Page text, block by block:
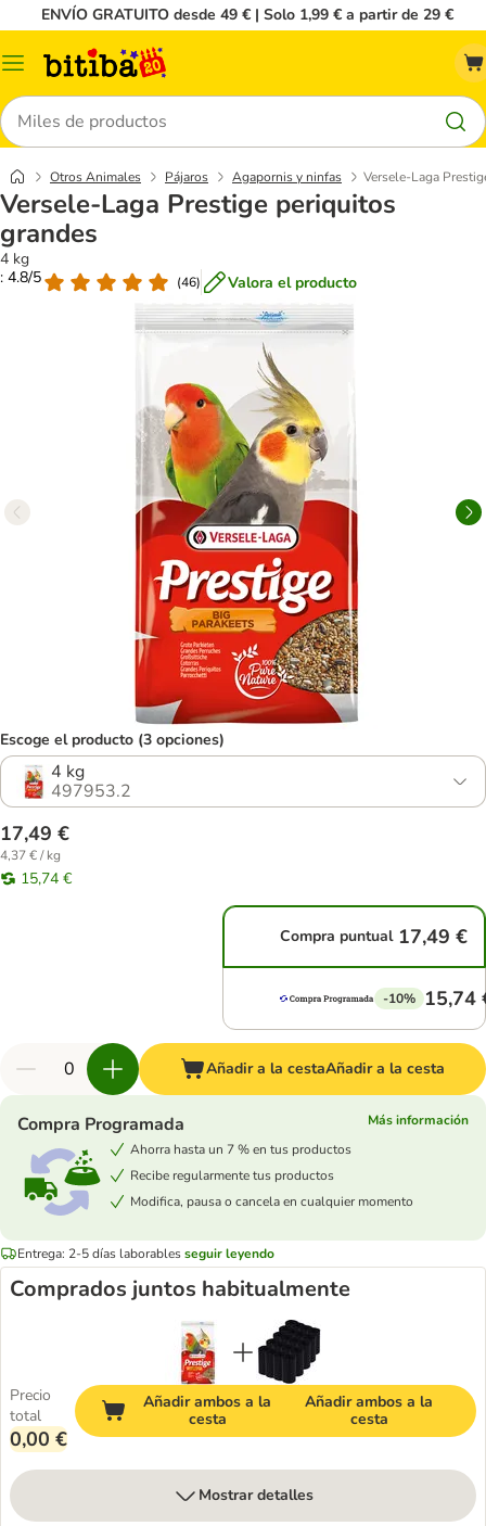
ENVÍO GRATUITO desde 49 € | Solo 1,99 € a partir de 29 €
Menú
Buscar
Otros Animales Pájaros Agapornis y ninfas Versele-Laga
Versele-Laga Prestige periquitos
grandes
4 kg
: 4.8/5
(46) Valora el producto
Escoge el producto (3 opciones)
4 kg
497953.2
17,49 €
4,37 € / kg
15,74 €
Compra puntual 17,49 €
-10% 15,74
Añadir a la cestaAñadir a la cesta
Compra Programada
Más información
Ahorra hasta un 7 % en tus productos
Recibe regularmente tus productos
Modifica, pausa o cancela en cualquier momento
Entrega: 2-5 días laborablesseguir leyendo
Comprados juntos habitualmente
Precio
total
0,00 €
Añadir ambos a la
cesta
Añadir ambos a la
cesta
Mostrar detalles